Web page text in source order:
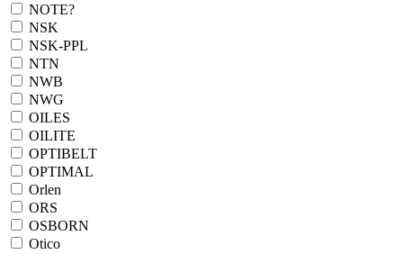
NOTE?
NSK
NSK-PPL
NTN
NWB
NWG
OILES
OILITE
OPTIBELT
OPTIMAL
Orlen
ORS
OSBORN
Otico